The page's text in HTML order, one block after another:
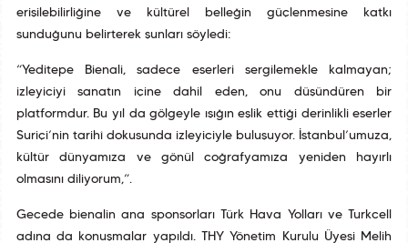
erişilebilirliğine ve kültürel belleğin güçlenmesine katkı
sunduğunu belirterek şunları söyledi:
“Yeditepe Bienali, sadece eserleri sergilemekle kalmayan;
izleyiciyi sanatın içine dahil eden, onu düşündüren bir
platformdur. Bu yıl da gölgeyle ışığın eşlik ettiği derinlikli eserler
Suriçi’nin tarihî dokusunda izleyiciyle buluşuyor. İstanbul’umuza,
kültür dünyamıza ve gönül coğrafyamıza yeniden hayırlı
olmasını diliyorum,”.
Gecede bienalin ana sponsorları Türk Hava Yolları ve Turkcell
adına da konuşmalar yapıldı. THY Yönetim Kurulu Üyesi Melih